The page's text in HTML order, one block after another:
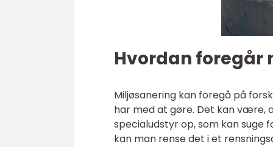
Hvordan foregår
Miljøsanering kan foregå på
har med at gøre. Det kan være,
specialudstyr op, som kan suge
kan man rense det i et